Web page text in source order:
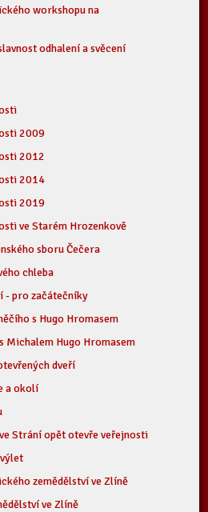
workshopu na
odhalení a svěcení
2009
2012
2014
2019
ve Starém Hrozenkově
sboru Čečera
chleba
- pro začátečníky
s Hugo Hromasem
Michalem Hugo Hromasem
dveří
a okolí
Strání opět otevře veřejnosti
zemědělství ve Zlíně
ve Zlíně